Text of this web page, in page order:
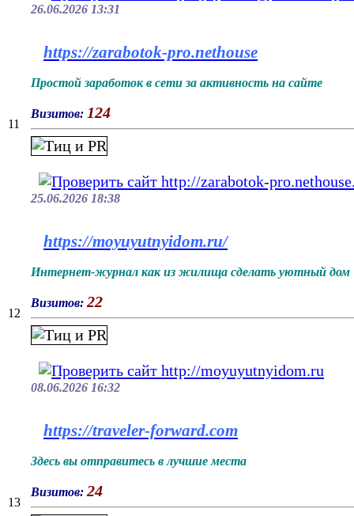
26.06.2026 13:31
11
https://zarabotok-pro.nethouse
Простой заработок в сети за активность на сайте
Визитов: 124
25.06.2026 18:38
12
https://moyuyutnyidom.ru/
Интернет-журнал как из жилища сделать уютный дом
Визитов: 22
08.06.2026 16:32
13
https://traveler-forward.com
Здесь вы отправитесь в лучшие места
Визитов: 24